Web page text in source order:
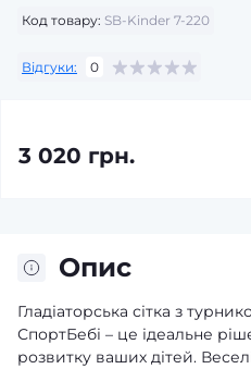
Код товару: SB-Kinder 7-220
Відгуки: 0
3 020 грн.
Опис
Гладіаторська сітка з
СпортБебі – це ідеальне
розвитку ваших дітей.